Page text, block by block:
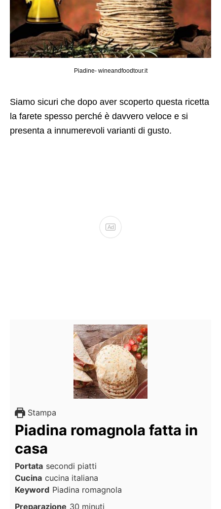
Piadine- wineandfoodtour.it
Siamo sicuri che dopo aver scoperto questa ricetta
la farete spesso perché è davvero veloce e si
presenta a innumerevoli varianti di gusto.
Ad
Stampa
Piadina romagnola fatta in
casa
Portata secondi piatti
Cucina cucina italiana
Keyword Piadina romagnola
Preparazione 30 minuti